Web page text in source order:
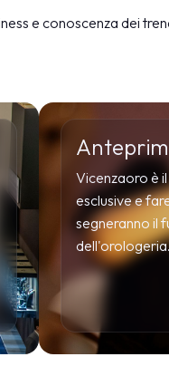
e conoscenza dei
Vicenzaoro è
esclusive e
segneranno il